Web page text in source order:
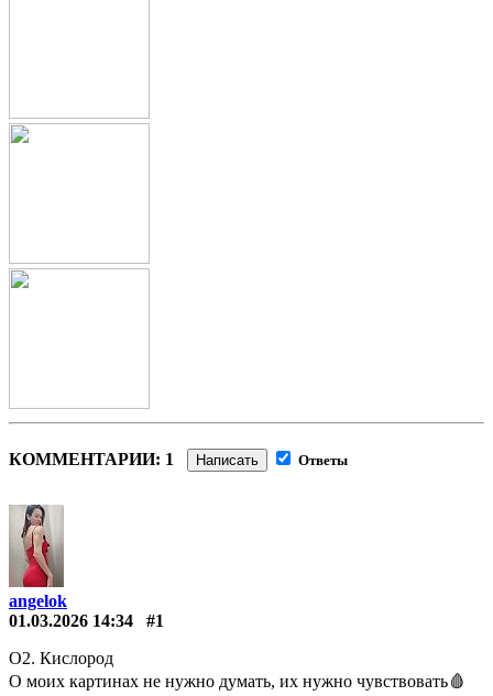
КОММЕНТАРИИ: 1 Написать Ответы
angelok
01.03.2026 14:34
#1
О2. Кислород
О моих картинах не нужно думать, их нужно чувствовать🩸